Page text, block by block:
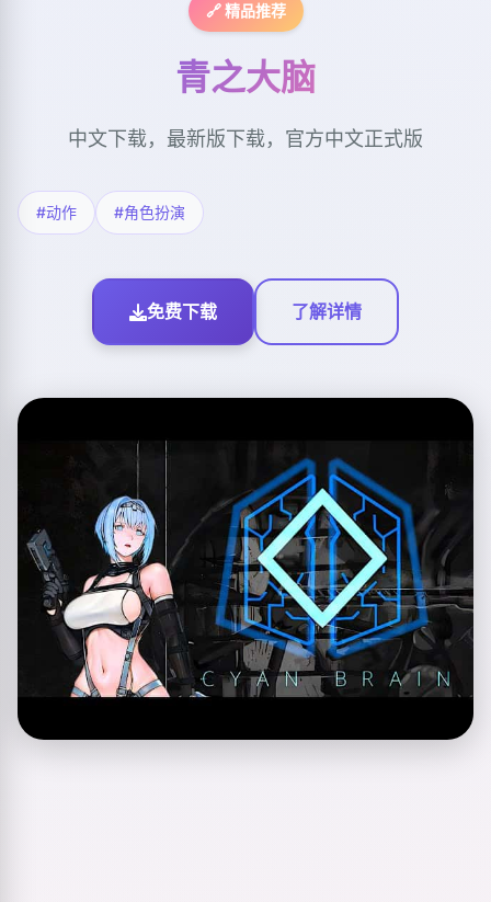
🔗 精品推荐
青之大脑
中文下载，最新版下载，官方中文正式版
#动作 #角色扮演
免费下载 了解详情